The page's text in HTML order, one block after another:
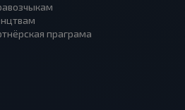
праграма